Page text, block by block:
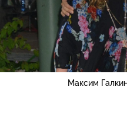
Максим